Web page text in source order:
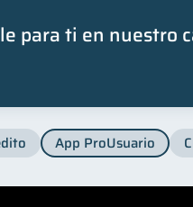
para ti en nuestro
App ProUsuario